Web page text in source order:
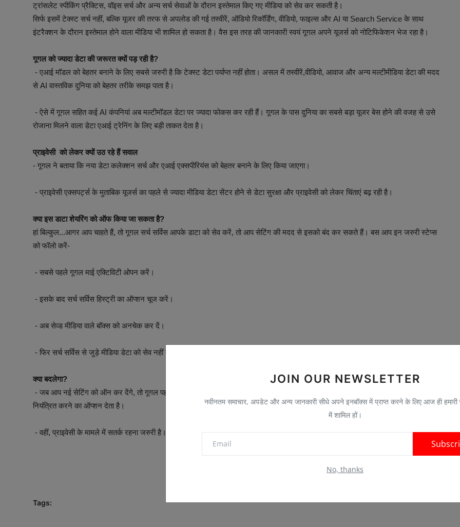
JOIN OUR NEWSLETTER
नवीनतम समाचार, अपडेट और अन्य जानकारी सीधे अपने इनबॉक्स में प्राप्त करने के लिए आज ही हमारी
में शामिल हों।
No, thanks
ट्रांसलेट स्पीकिंग प्रैक्टिस, वॉइस सर्च और अन्य सर्च सेवाओं के दौरान इस्तेमाल किए गए मीडिया को सेव कर सकती है।
सिर्फ इसमें टेक्स्ट सर्च नहीं, बल्कि यूजर की तरफ से अपलोड की गई तस्वीरें, ऑडियो रिकॉर्डिंग, वीडियो, फाइल्स और AI या Search Service के साथ
इंटरैक्शन के दौरान इस्तेमाल होने वाला मीडिया भी शामिल हो सकता है। वैस इस तरह की जानकारी स्वयं गूगल अपने यूजर्स को नोटिफिकेशन भेज रहा है।
गूगल को ज्यादा डेटा की जरूरत क्यों पड़ रही है?
- एआई मॉडल को बेहतर बनाने के लिए सबसे जरुरी है कि टेक्स्ट डेटा पर्याप्त नहीं होता। असल में तस्वीरें,वीडियो, आवाज और अन्य मल्टीमीडिया डेटा की मदद
से AI वास्तविक दुनिया को बेहतर तरीके समझ पाता है।
- ऐसे में गूगल सहित कई AI कंपनियां अब मल्टीमॉडल डेटा पर ज्यादा फोकस कर रही हैं। गूगल के पास दुनिया का सबसे बड़ा यूजर बेस होने की वजह से उसे
रोजाना मिलने वाला डेटा एआई ट्रेनिंग के लिए बड़ी ताकत देता है।
प्राइवेसी को लेकर क्यों उठ रहे हैं सवाल
- गूगल ने बताया कि नया डेटा कलेक्शन सर्च और एआई एक्सपीरियंस को बेहतर बनाने के लिए किया जाएगा।
- प्राइवेसी एक्सपर्ट्स के मुताबिक यूजर्स का पहले से ज्यादा मीडिया डेटा सेंटर होने से डेटा सुरक्षा और प्राइवेसी को लेकर चिंताएं बढ़ रही है।
क्या इस डाटा शेयरिंग को ऑफ किया जा सकता है?
हां बिल्कुल...आगर आप चाहते हैं, तो गूगल सर्च सर्विस आपके डाटा को सेव करें, तो आप सेटिंग की मदद से इसको बंद कर सकते हैं। बस आप इन जरुरी स्टेप्स
को फॉलो करें-
- सबसे पहले गूगल माई एक्टिविटी ओपन करें।
- इसके बाद सर्च सर्विस हिस्ट्री का ऑप्शन चूज करें।
- अब सेव्ड मीडिया वाले बॉक्स को अनचेक कर दें।
- फिर सर्च सर्विस से जुड़े मीडिया डेटा को सेव नहीं करेगा।
क्या बदलेगा?
- जब आप नई सेटिंग को ऑन कर देंगे, तो गूगल पहले की तुलना में ज्यादा प्रकार का यूजर डेटा स्टोर कर पाएगा। लेकिन कंपनी यूजर्स को इस फीचर को
नियंत्रित करने का ऑप्शन देता है।
- वहीं, प्राइवेसी के मामले में सतर्क रहना जरुरी है। गूगल अकाउंट सेटिंग्स समय-समय पर जांचना और जरुरत के हिसाब से बदलाव करना जरुरी है।
Tags: